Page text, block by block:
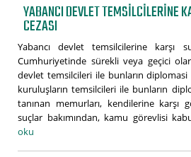
YABANCI DEVLET TEMSILCILERINE
CEZASI
Yabancı devlet temsilcilerine karşı
Cumhuriyetinde sürekli veya geçici
devlet temsilcileri ile bunların diplomasi
kuruluşların temsilcileri ile bunların
tanınan memurları, kendilerine karşı
suçlar bakımından, kamu görevlisi
oku